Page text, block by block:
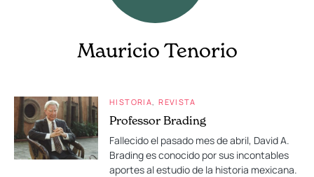
Mauricio Tenorio
HISTORIA REVISTA
Professor Brading
Fallecido el pasado mes de abril, David A.
Brading es conocido por sus incontables
aportes al estudio de la historia mexicana.